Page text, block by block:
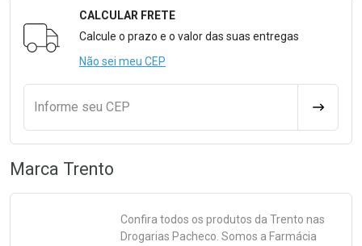
Formulário para Calcular o Frete
CALCULAR FRETE
Calcule o prazo e o valor das suas entregas
Não sei meu CEP
Informe seu CEP
Marca Trento
Confira todos os produtos da Trento nas
Drogarias Pacheco. Somos a Farmácia